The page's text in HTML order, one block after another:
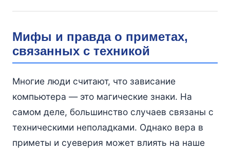
Мифы и правда о приметах,
связанных с техникой
Многие люди считают, что зависание
компьютера — это магические знаки. На
самом деле, большинство случаев связаны с
техническими неполадками. Однако вера в
приметы и суеверия может влиять на наше